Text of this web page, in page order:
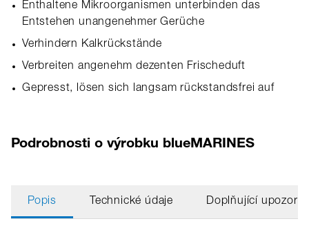
Enthaltene Mikroorganismen unterbinden das
Entstehen unangenehmer Gerüche
Verhindern Kalkrückstände
Verbreiten angenehm dezenten Frischeduft
Gepresst, lösen sich langsam rückstandsfrei auf
Podrobnosti o výrobku blueMARINES
Popis Technické údaje Doplňující